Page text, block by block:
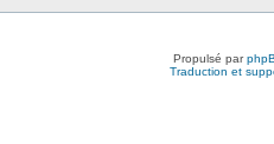
Propulsé par
Traduction et